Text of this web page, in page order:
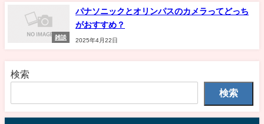
雑談
パナソニックとオリンパスのカメラってどっち
がおすすめ？
2025年4月22日
検索
検索